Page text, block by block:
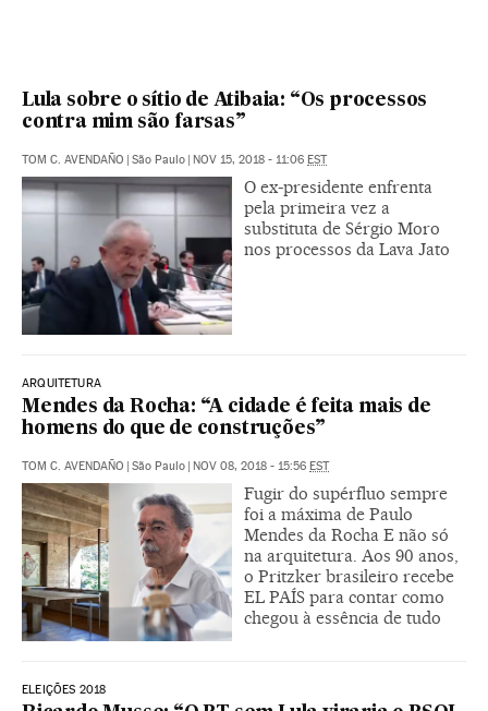
Lula sobre o sítio de Atibaia: “Os processos
contra mim são farsas”
TOM C. AVENDAÑO | São Paulo | NOV 15, 2018 - 11:06 EST
O ex-presidente enfrenta
pela primeira vez a
substituta de Sérgio Moro
nos processos da Lava Jato
ARQUITETURA
Mendes da Rocha: “A cidade é feita mais de
homens do que de construções”
TOM C. AVENDAÑO | São Paulo | NOV 08, 2018 - 15:56 EST
Fugir do supérfluo sempre
foi a máxima de Paulo
Mendes da Rocha E não só
na arquitetura. Aos 90 anos,
o Pritzker brasileiro recebe
EL PAÍS para contar como
chegou à essência de tudo
ELEIÇÕES 2018